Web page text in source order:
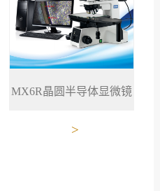
MX6R晶圆半导体显微镜
>